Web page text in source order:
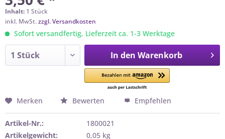
Inhalt: 1 Stück
inkl. MwSt.zzgl. Versandkosten
Sofort versandfertig, Lieferzeit ca. 1-3 Werktage
In den Warenkorb
Merken Bewerten Empfehlen
Artikel-Nr.:
1800021
Artikelgewicht:
0,05 kg